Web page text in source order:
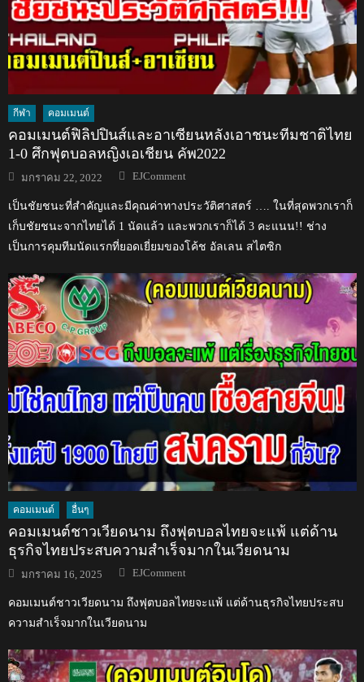
กีฬา คอมเมนต์
คอมเมนต์ฟิลิปปินส์และอาเซียนหลังเอาชนะทีมชาติไทย
1-0 ศึกฟุตบอลหญิงเอเชียน คัพ2022
Posted
on
มกราคม 22, 2022 Author
EJComment
เป็นชัยชนะที่สำคัญและมีคุณค่าทางประวัติศาสตร์ …. ในที่สุดพวกเราก็
เก็บชัยชนะจากไทยได้ 1 นัดแล้ว และพวกเราก็ได้ 3 คะแนน!! ช่าง
เป็นการคุมทีมนัดแรกที่ยอดเยี่ยมของโค้ช อัลเลน สไตซิก
คอมเมนต์ อื่นๆ
คอมเมนต์ชาวเวียดนาม ถึงฟุตบอลไทยจะแพ้ แต่ด้าน
ธุรกิจไทยประสบความสำเร็จมากในเวียดนาม
Posted
on
มกราคม 16, 2025 Author
EJComment
คอมเมนต์ชาวเวียดนาม ถึงฟุตบอลไทยจะแพ้ แต่ด้านธุรกิจไทยประสบ
ความสำเร็จมากในเวียดนาม